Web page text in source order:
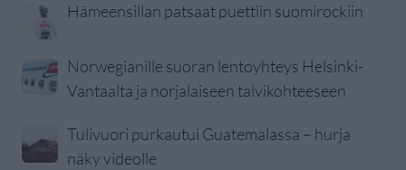
Hämeensillan patsaat puettiin suomirockiin
Norwegianille suoran lentoyhteys Helsinki-
Vantaalta ja norjalaiseen talvikohteeseen
Tulivuori purkautui Guatemalassa – hurja
näky videolle